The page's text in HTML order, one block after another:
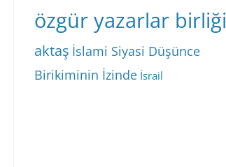
özgür yazarlar birliği
aktaş İslami Siyasi Düşünce
Birikiminin İzinde İsrail